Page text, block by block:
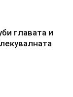
главата и